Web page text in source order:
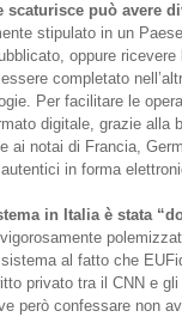
scaturisce può avere
stipulato in un
oppure ricevere
completato
Per facilitare le
digitale, grazie alla
ai notai di Francia,
in forma
in Italia è stata
al fatto che
privato tra il CNN e
però confessare non